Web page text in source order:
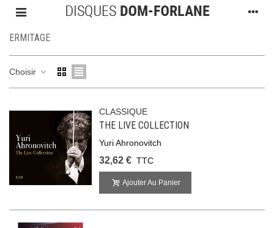
ERMITAGE
Choisir
CLASSIQUE
THE LIVE COLLECTION
Yuri Ahronovitch
32,62 € TTC
Ajouter Au Panier